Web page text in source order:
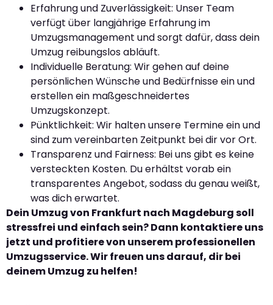
Erfahrung und Zuverlässigkeit: Unser Team
verfügt über langjährige Erfahrung im
Umzugsmanagement und sorgt dafür, dass dein
Umzug reibungslos abläuft.
Individuelle Beratung: Wir gehen auf deine
persönlichen Wünsche und Bedürfnisse ein und
erstellen ein maßgeschneidertes
Umzugskonzept.
Pünktlichkeit: Wir halten unsere Termine ein und
sind zum vereinbarten Zeitpunkt bei dir vor Ort.
Transparenz und Fairness: Bei uns gibt es keine
versteckten Kosten. Du erhältst vorab ein
transparentes Angebot, sodass du genau weißt,
was dich erwartet.
Dein Umzug von Frankfurt nach Magdeburg soll
stressfrei und einfach sein? Dann kontaktiere uns
jetzt und profitiere von unserem professionellen
Umzugsservice. Wir freuen uns darauf, dir bei
deinem Umzug zu helfen!